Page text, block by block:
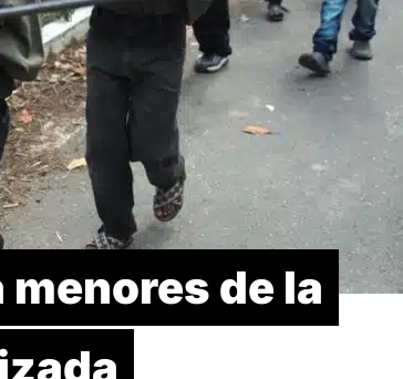
de la